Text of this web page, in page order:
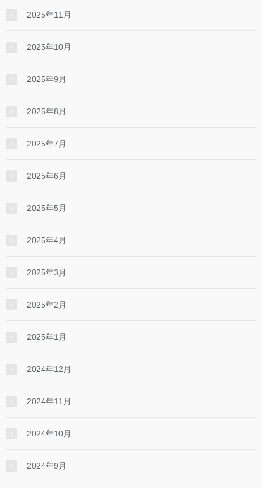
2025年11月
2025年10月
2025年9月
2025年8月
2025年7月
2025年6月
2025年5月
2025年4月
2025年3月
2025年2月
2025年1月
2024年12月
2024年11月
2024年10月
2024年9月